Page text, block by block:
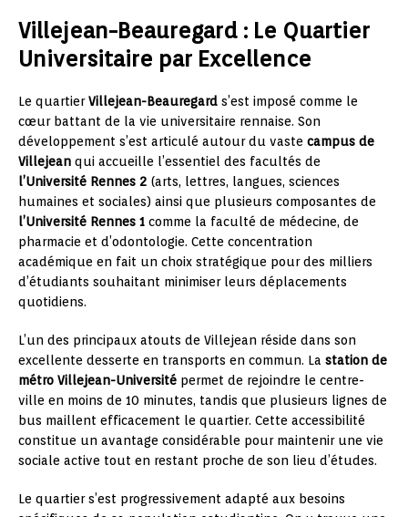
Villejean-Beauregard : Le Quartier
Universitaire par Excellence
Le quartierVillejean-Beauregard s’est imposé comme le
cœur battant de la vie universitaire rennaise. Son
développement s’est articulé autour du vaste campus de
Villejean qui accueille l’essentiel des facultés de
l’Université Rennes 2 (arts, lettres, langues, sciences
humaines et sociales) ainsi que plusieurs composantes de
l’Université Rennes 1 comme la faculté de médecine, de
pharmacie et d’odontologie. Cette concentration
académique en fait un choix stratégique pour des milliers
d’étudiants souhaitant minimiser leurs déplacements
quotidiens.
L’un des principaux atouts de Villejean réside dans son
excellente desserte en transports en commun. La station de
métro Villejean-Université permet de rejoindre le centre-
ville en moins de 10 minutes, tandis que plusieurs lignes de
bus maillent efficacement le quartier. Cette accessibilité
constitue un avantage considérable pour maintenir une vie
sociale active tout en restant proche de son lieu d’études.
Le quartier s’est progressivement adapté aux besoins